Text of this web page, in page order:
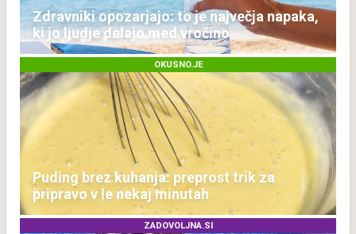
Zdravniki opozarjajo: to je največja napaka,
ki jo ljudje delajo med vročino
OKUSNO.JE
Puding brez kuhanja: preprost trik za
pripravo v le nekaj minutah
ZADOVOLJNA.SI